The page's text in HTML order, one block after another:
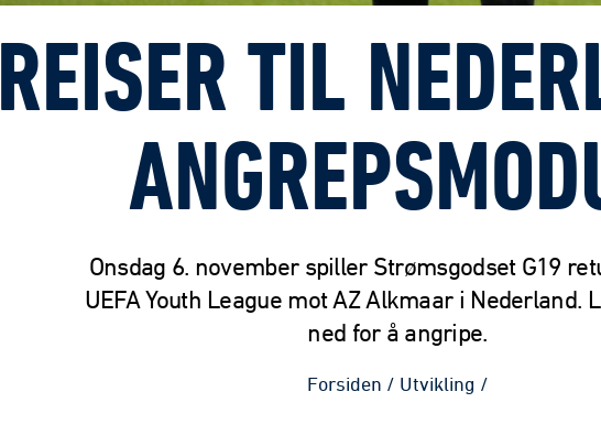
REISER TIL
Onsdag 6. november spiller Strømsgodset G19
UEFA Youth League mot AZ Alkmaar i Nederland.
ned for å angripe.
Forsiden / Utvikling /